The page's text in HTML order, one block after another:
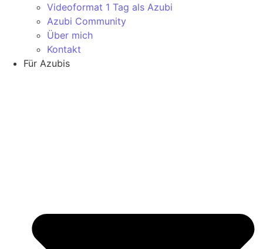
Videoformat 1 Tag als Azubi
Azubi Community
Über mich
Kontakt
Für Azubis